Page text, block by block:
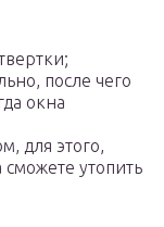
после чего
окна
для этого,
утопить